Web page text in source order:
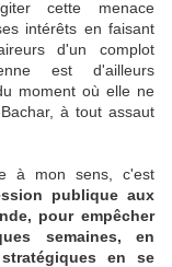
cette menace
intérêts en faisant
d'un complot
est d'ailleurs
moment où elle ne
à tout assaut
à mon sens, c'est
publique aux
pour empêcher
semaines, en
en se